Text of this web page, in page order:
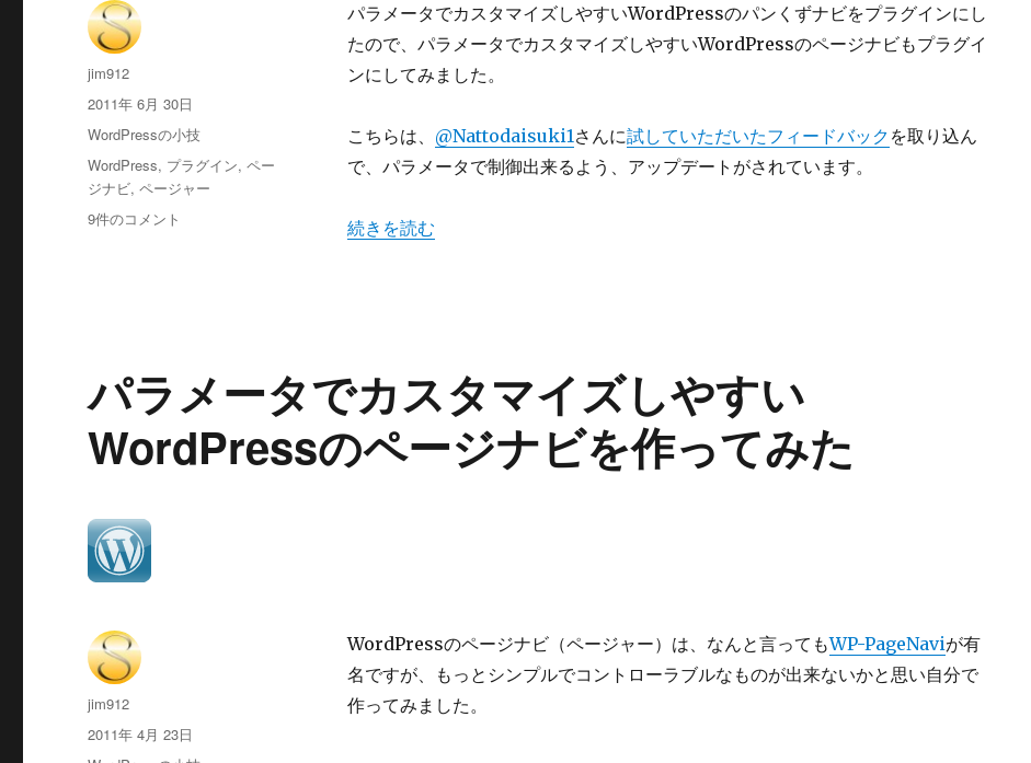
パラメータでカスタマイズしやすいWordPressのパンくずナビをプラグインにし
たので、パラメータでカスタマイズしやすいWordPressのページナビもプラグイ
ンにしてみました。
こちらは、 @Nattodaisuki1さんに試していただいたフィードバック を取り込ん
で、パラメータで制御出来るよう、アップデートがされています。
“パラメータでカスタマイズしやすいページナビもプラグインにしてみた” の
続きを読む
投
稿
jim912
投
稿
2011年 6月 30日
カ
テ
ゴ
リ
ー
WordPressの小技
タ
グ
WordPress, プラグイン,ペー
ジナビ,ページャー
パ
タ
イ
ズ
や
す
い
ペ
ジ
ナ
ビ
も
ラ
9件のコメント
パラメータでカスタマイズしやすい
WordPressのページナビを作ってみた
WordPressのページナビ（ページャー）は、なんと言ってもWP-PageNaviが有
名ですが、もっとシンプルでコントローラブルなものが出来ないかと思い自分で
作ってみました。
投
稿
jim912
投
稿
2011年 4月 23日